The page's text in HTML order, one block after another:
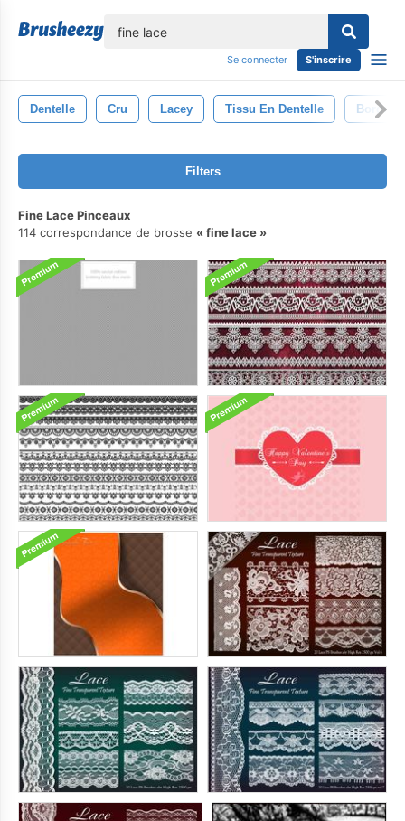
Se connecter S'inscrire
Dentelle Cru Lacey Tissu En Dentelle
Filters
Fine Lace Pinceaux
114 correspondance de brosse
fine lace